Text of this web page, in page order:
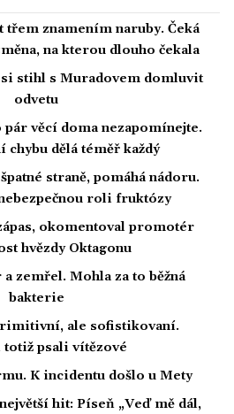
znamením naruby. Čeká
na kterou dlouho čekala
stihl s Muradovem domluvit
odvetu
věcí doma nezapomínejte.
chybu dělá téměř každý
straně, pomáhá nádoru.
roli fruktózy
okomentoval promotér
hvězdy Oktagonu
a zemřel. Mohla za to běžná
bakterie
ale sofistikovaní.
psali vítězové
K incidentu došlo u Mety
hit: Píseň „Veď mě dál,